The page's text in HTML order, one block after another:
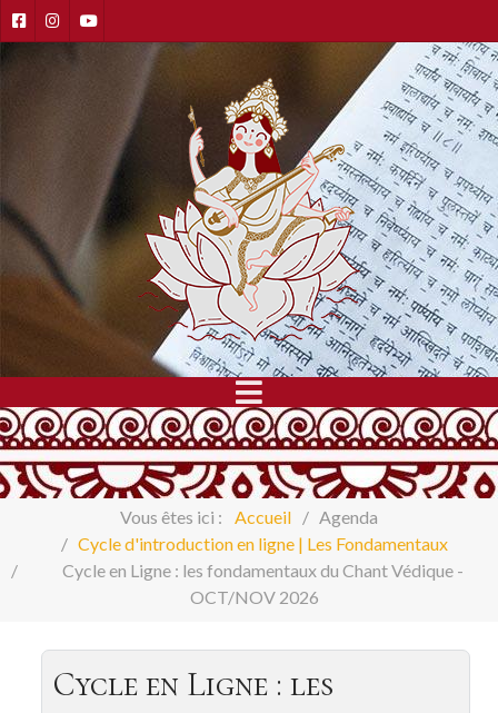
Vous êtes ici : Accueil
Agenda
Cycle d'introduction en ligne | Les Fondamentaux
Cycle en Ligne : les fondamentaux du Chant Védique -
OCT/NOV 2026
Cycle en Ligne : les